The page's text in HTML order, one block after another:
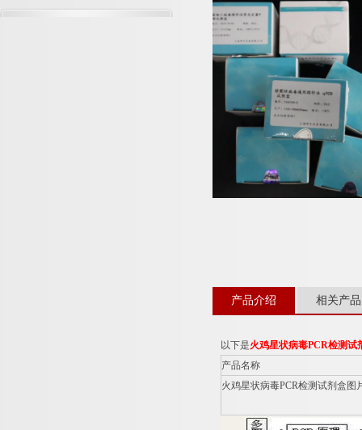
产品介绍 相关产品
以下是火鸡星状病毒PCR检测试
产品名称
火鸡星状病毒PCR检测试剂盒图